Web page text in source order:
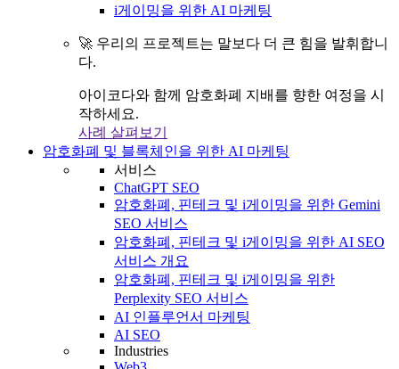
i게이밍을 위한 AI 마케팅
🚀 우리의 프로젝트는 말보다 더 큰 힘을 발휘합니
다.
아이코다와 함께 암호화폐 지배를 향한 여정을 시
작하세요.
사례 살펴보기
암호화폐 및 블록체인을 위한 AI 마케팅
서비스
ChatGPT SEO
암호화폐, 핀테크 및 i게이밍을 위한 Gemini
SEO 서비스
암호화폐, 핀테크 및 i게이밍을 위한 AI SEO
서비스 개요
암호화폐, 핀테크 및 i게이밍을 위한
Perplexity SEO 서비스
AI 인플루언서 마케팅
AI SEO
Industries